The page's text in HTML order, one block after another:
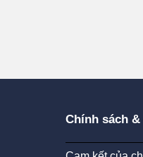
Chính sách